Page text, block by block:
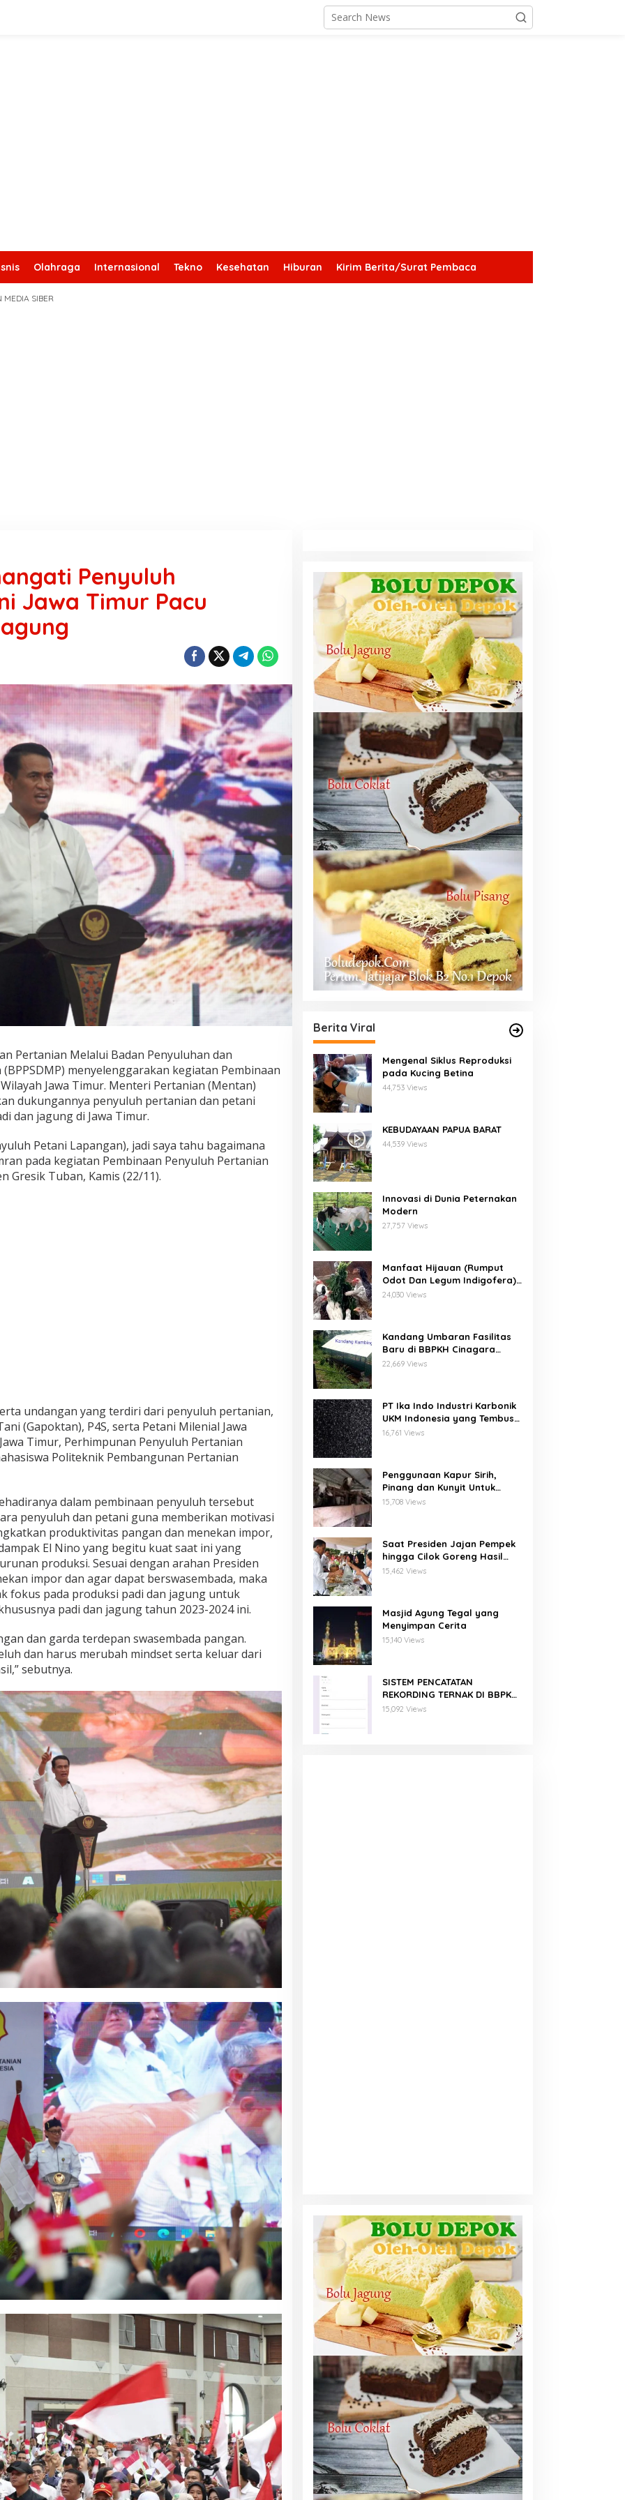
Olahraga Internasional Tekno Kesehatan Hiburan Kirim Berita/Surat Pembaca
MEDIA SIBER
Penyuluh
Jawa Timur Pacu
Pertanian Melalui Badan Penyuluhan dan
menyelenggarakan kegiatan Pembinaan
Jawa Timur. Menteri Pertanian (Mentan)
dukungannya penyuluh pertanian dan petani
dan jagung di Jawa Timur.
Petani Lapangan), jadi saya tahu bagaimana
pada kegiatan Pembinaan Penyuluh Pertanian
Gresik Tuban, Kamis (22/11).
undangan yang terdiri dari penyuluh pertanian,
(Gapoktan), P4S, serta Petani Milenial Jawa
Timur, Perhimpunan Penyuluh Pertanian
Politeknik Pembangunan Pertanian
dalam pembinaan penyuluh tersebut
penyuluh dan petani guna memberikan motivasi
produktivitas pangan dan menekan impor,
El Nino yang begitu kuat saat ini yang
produksi. Sesuai dengan arahan Presiden
impor dan agar dapat berswasembada, maka
fokus pada produksi padi dan jagung untuk
padi dan jagung tahun 2023-2024 ini.
dan garda terdepan swasembada pangan.
dan harus merubah mindset serta keluar dari
sebutnya.
Berita Viral
Mengenal Siklus Reproduksi
pada Kucing Betina
44,753 Views
KEBUDAYAAN PAPUA BARAT
44,539 Views
Innovasi di Dunia Peternakan
Modern
27,757 Views
Manfaat Hijauan (Rumput
Odot Dan Legum Indigofera)
Untuk Ayam Buras Kub Dan
24,030 Views
Kandang Umbaran Fasilitas
Baru di BBPKH Cinagara
Bogor
22,669 Views
PT Ika Indo Industri Karbonik
UKM Indonesia yang Tembus
Pasar Global
16,761 Views
Penggunaan Kapur Sirih,
Pinang dan Kunyit Untuk
Pengobatan Penyakit Orf
15,708 Views
Saat Presiden Jajan Pempek
hingga Cilok Goreng Hasil
Binaan PNM Mekaar
15,462 Views
Masjid Agung Tegal yang
Menyimpan Cerita
15,140 Views
SISTEM PENCATATAN
REKORDING TERNAK DI BBPKH
MENGGUNAKAN GOOGLE FORM
15,092 Views